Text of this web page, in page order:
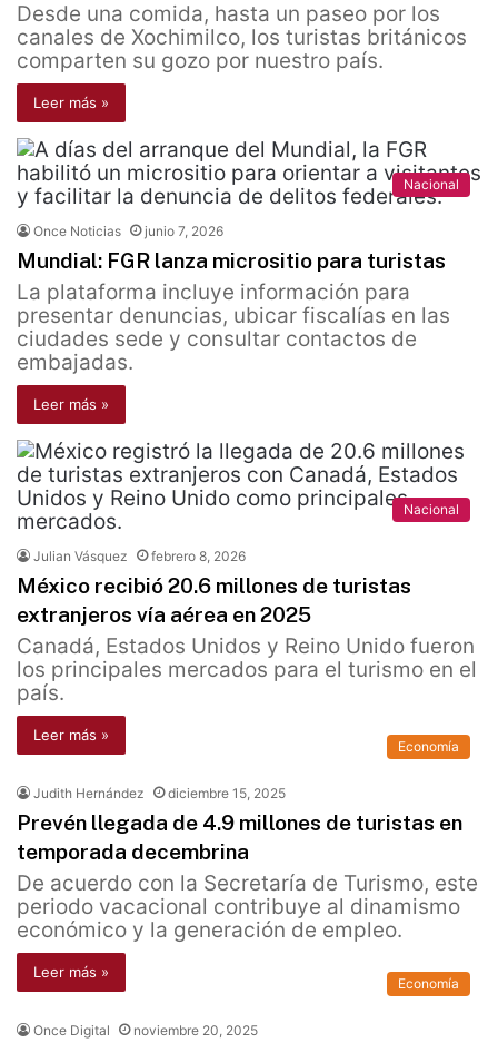
Desde una comida, hasta un paseo por los
canales de Xochimilco, los turistas británicos
comparten su gozo por nuestro país.
Leer más »
Nacional
Once Noticias junio 7, 2026
Mundial: FGR lanza micrositio para turistas
La plataforma incluye información para
presentar denuncias, ubicar fiscalías en las
ciudades sede y consultar contactos de
embajadas.
Leer más »
Nacional
Julian Vásquez febrero 8, 2026
México recibió 20.6 millones de turistas
extranjeros vía aérea en 2025
Canadá, Estados Unidos y Reino Unido fueron
los principales mercados para el turismo en el
país.
Leer más »
Economía
Judith Hernández diciembre 15, 2025
Prevén llegada de 4.9 millones de turistas en
temporada decembrina
De acuerdo con la Secretaría de Turismo, este
periodo vacacional contribuye al dinamismo
económico y la generación de empleo.
Leer más »
Economía
Once Digital noviembre 20, 2025